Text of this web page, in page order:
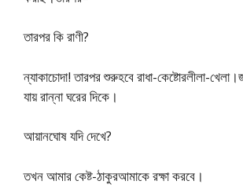
তারপর কি রাণী?
ন্যাকাচোদা! তারপর শুরুহবে রাধা-কেষ্টোরলীলা-
যায় রান্না ঘরের দিকে।
আয়ানঘোষ যদি দেখে?
তখন আমার কেষ্ট-ঠাকুরআমাকে রক্ষা করবে।